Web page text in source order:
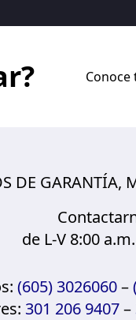
DE
de L-V 8:00
(605) 3026060–
301 206 9407–